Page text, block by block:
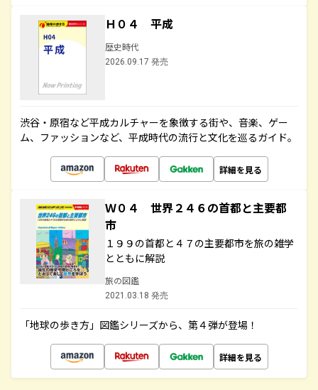
Ｈ０４ 平成
歴史時代
2026.09.17 発売
渋谷・原宿など平成カルチャーを象徴する街や、音楽、ゲー
ム、ファッションなど、平成時代の流行と文化を巡るガイド。
詳細を見る
Ｗ０４ 世界２４６の首都と主要都
市
１９９の首都と４７の主要都市を旅の雑学
とともに解説
旅の図鑑
2021.03.18 発売
「地球の歩き方」図鑑シリーズから、第４弾が登場！
詳細を見る